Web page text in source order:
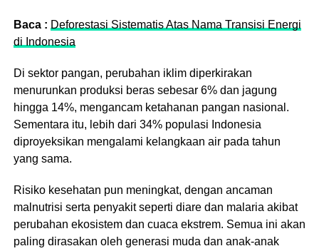
Baca : Deforestasi Sistematis Atas Nama Transisi Energi
di Indonesia
Di sektor pangan, perubahan iklim diperkirakan
menurunkan produksi beras sebesar 6% dan jagung
hingga 14%, mengancam ketahanan pangan nasional.
Sementara itu, lebih dari 34% populasi Indonesia
diproyeksikan mengalami kelangkaan air pada tahun
yang sama.
Risiko kesehatan pun meningkat, dengan ancaman
malnutrisi serta penyakit seperti diare dan malaria akibat
perubahan ekosistem dan cuaca ekstrem. Semua ini akan
paling dirasakan oleh generasi muda dan anak-anak